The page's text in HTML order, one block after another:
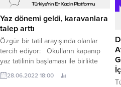
Yaz dönemi geldi, karavanlara
talep arttı
Özgür bir tatil arayışında olanlar
tercih ediyor: Okulların kapanıp
yaz tatilinin başlaması ile birlikte
tüketiciler tatil planı yapmaya
başladılar.
28.06.2022 18:00